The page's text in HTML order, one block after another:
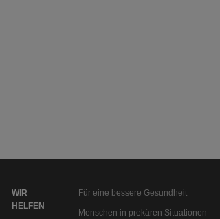
WIR
HELFEN
Für eine bessere Gesundheit
Menschen in prekären Situationen